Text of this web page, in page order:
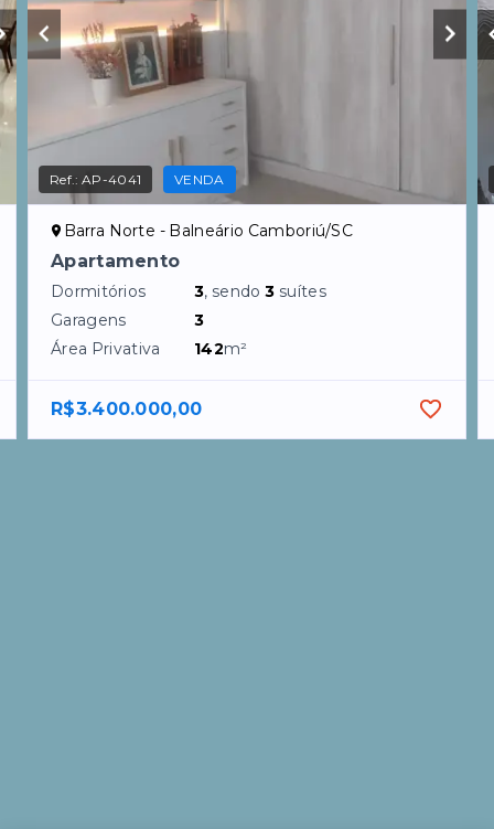
Ref.:AP-4041 VENDA
Barra Norte - Balneário Camboriú/SC
Apartamento
Dormitórios 3, sendo3 suítes
Garagens
3
Área Privativa
142m²
R$3.400.000,00